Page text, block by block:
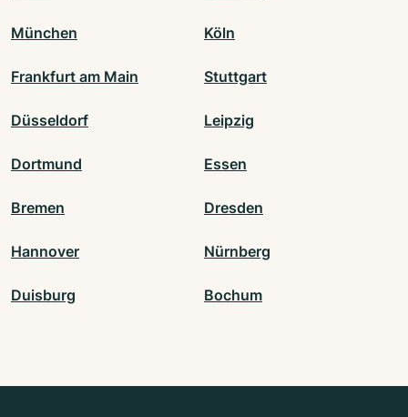
München Köln
Frankfurt am Main Stuttgart
Düsseldorf Leipzig
Dortmund Essen
Bremen Dresden
Hannover Nürnberg
Duisburg Bochum